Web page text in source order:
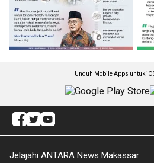
Unduh Mobile Apps untuk
Jelajahi ANTARA News Makassar